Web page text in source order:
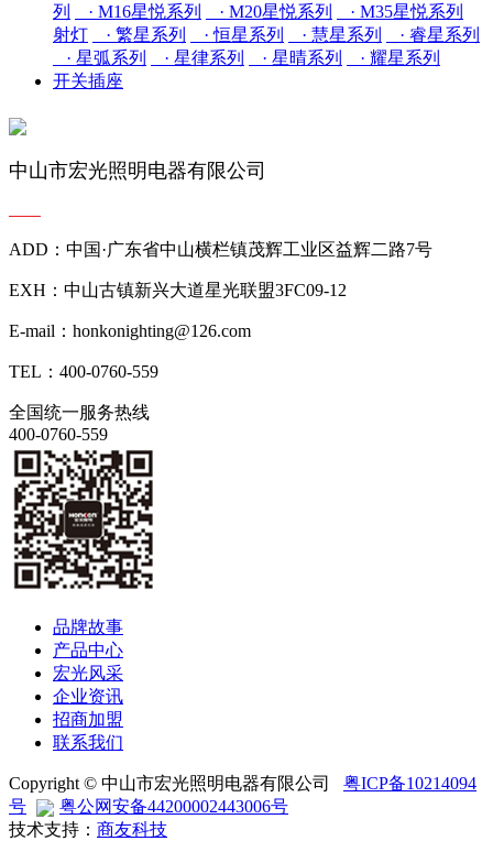
列
· M16星悦系列 · M20星悦系列
· M35星悦系列
射灯
· 繁星系列 · 恒星系列 · 慧星系列
· 睿星系列
· 星弧系列
· 星律系列 · 星晴系列
· 耀星系列
开关插座
中山市宏光照明电器有限公司
ADD：中国·广东省中山横栏镇茂辉工业区益辉二路7号
EXH：中山古镇新兴大道星光联盟3FC09-12
E-mail：honkonighting@126.com
TEL：400-0760-559
全国统一服务热线
400-0760-559
品牌故事
产品中心
宏光风采
企业资讯
招商加盟
联系我们
Copyright © 中山市宏光照明电器有限公司 粤ICP备10214094
号
粤公网安备44200002443006号
技术支持： 商友科技